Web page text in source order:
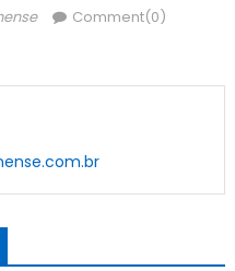
Comment(0)